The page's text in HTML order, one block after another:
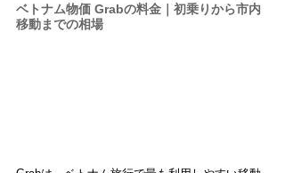
ベトナム物価 Grabの料金｜初乗りから市内
移動までの相場